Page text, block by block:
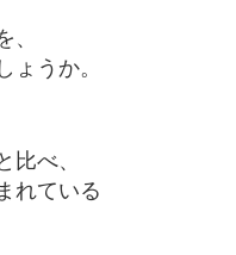
、
ょうか。
比べ、
れている